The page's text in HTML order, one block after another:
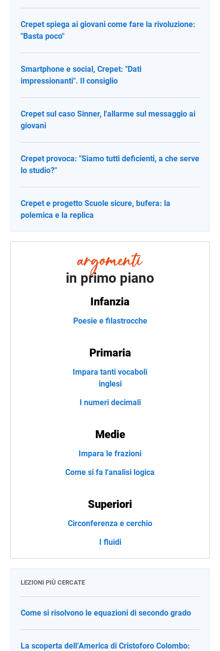
Crepet spiega ai giovani come fare la rivoluzione:
"Basta poco"
Smartphone e social, Crepet: "Dati
impressionanti". Il consiglio
Crepet sul caso Sinner, l'allarme sul messaggio ai
giovani
Crepet provoca: "Siamo tutti deficienti, a che serve
lo studio?"
Crepet e progetto Scuole sicure, bufera: la
polemica e la replica
in primo piano
Infanzia
Poesie e filastrocche
Primaria
Impara tanti vocaboli
inglesi
I numeri decimali
Medie
Impara le frazioni
Come si fa l'analisi logica
Superiori
Circonferenza e cerchio
I fluidi
LEZIONI PIÙ CERCATE
Come si risolvono le equazioni di secondo grado
La scoperta dell’America di Cristoforo Colombo: